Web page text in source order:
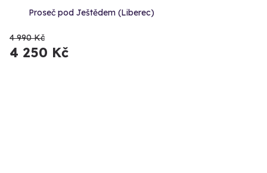
Proseč pod Ještědem (Liberec)
4 990 Kč
4 250 Kč